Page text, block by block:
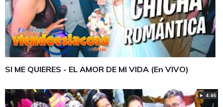
SI ME QUIERES - EL AMOR DE MI VIDA (En VIVO)
► 4:46